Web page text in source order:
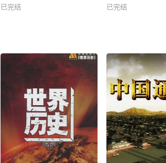
已完结
已完结